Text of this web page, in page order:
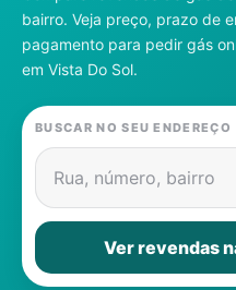
Cadastre-se
Gás
Contatos
bairro. Veja preço, prazo de
pagamento para pedir gás
em Vista Do Sol.
BUSCAR NO SEU ENDEREÇO
Rua, número, bairro
Ver revendas